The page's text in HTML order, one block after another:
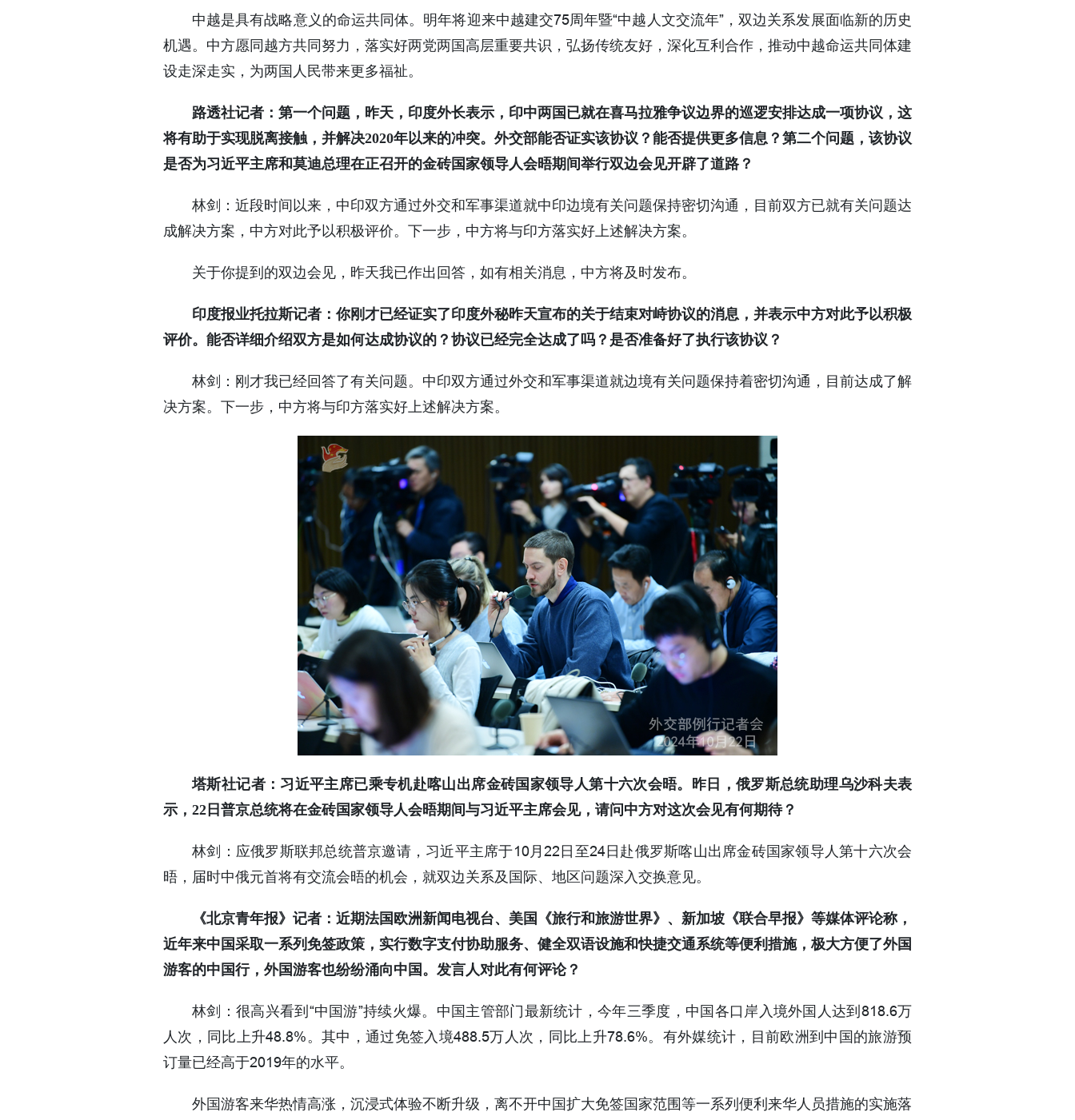
中越是具有战略意义的命运共同体。明年将迎来中越建交75周年暨“中越人文交流年”，双边关系发展面临新的历史
机遇。中方愿同越方共同努力，落实好两党两国高层重要共识，弘扬传统友好，深化互利合作，推动中越命运共同体建
设走深走实，为两国人民带来更多福祉。
路透社记者：第一个问题，昨天，印度外长表示，印中两国已就在喜马拉雅争议边界的巡逻安排达成一项协议，这
将有助于实现脱离接触，并解决2020年以来的冲突。外交部能否证实该协议？能否提供更多信息？第二个问题，该协议
是否为习近平主席和莫迪总理在正召开的金砖国家领导人会晤期间举行双边会见开辟了道路？
林剑：近段时间以来，中印双方通过外交和军事渠道就中印边境有关问题保持密切沟通，目前双方已就有关问题达
成解决方案，中方对此予以积极评价。下一步，中方将与印方落实好上述解决方案。
关于你提到的双边会见，昨天我已作出回答，如有相关消息，中方将及时发布。
印度报业托拉斯记者：你刚才已经证实了印度外秘昨天宣布的关于结束对峙协议的消息，并表示中方对此予以积极
评价。能否详细介绍双方是如何达成协议的？协议已经完全达成了吗？是否准备好了执行该协议？
林剑：刚才我已经回答了有关问题。中印双方通过外交和军事渠道就边境有关问题保持着密切沟通，目前达成了解
决方案。下一步，中方将与印方落实好上述解决方案。
塔斯社记者：习近平主席已乘专机赴喀山出席金砖国家领导人第十六次会晤。昨日，俄罗斯总统助理乌沙科夫表
示，22日普京总统将在金砖国家领导人会晤期间与习近平主席会见，请问中方对这次会见有何期待？
林剑：应俄罗斯联邦总统普京邀请，习近平主席于10月22日至24日赴俄罗斯喀山出席金砖国家领导人第十六次会
晤，届时中俄元首将有交流会晤的机会，就双边关系及国际、地区问题深入交换意见。
《北京青年报》记者：近期法国欧洲新闻电视台、美国《旅行和旅游世界》、新加坡《联合早报》等媒体评论称，
近年来中国采取一系列免签政策，实行数字支付协助服务、健全双语设施和快捷交通系统等便利措施，极大方便了外国
游客的中国行，外国游客也纷纷涌向中国。发言人对此有何评论？
林剑：很高兴看到“中国游”持续火爆。中国主管部门最新统计，今年三季度，中国各口岸入境外国人达到818.6万
人次，同比上升48.8%。其中，通过免签入境488.5万人次，同比上升78.6%。有外媒统计，目前欧洲到中国的旅游预
订量已经高于2019年的水平。
外国游客来华热情高涨，沉浸式体验不断升级，离不开中国扩大免签国家范围等一系列便利来华人员措施的实施落